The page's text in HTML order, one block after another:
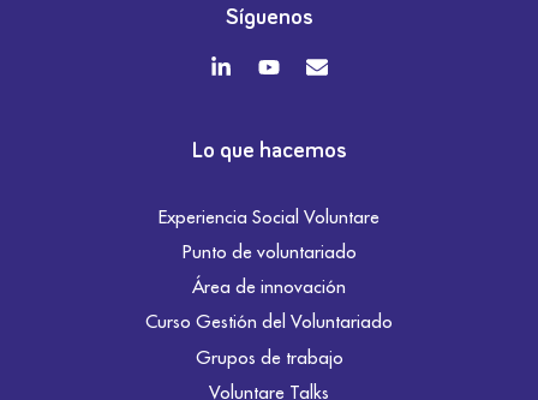
Síguenos
Lo que hacemos
Experiencia Social Voluntare
Punto de voluntariado
Área de innovación
Curso Gestión del Voluntariado
Grupos de trabajo
Voluntare Talks